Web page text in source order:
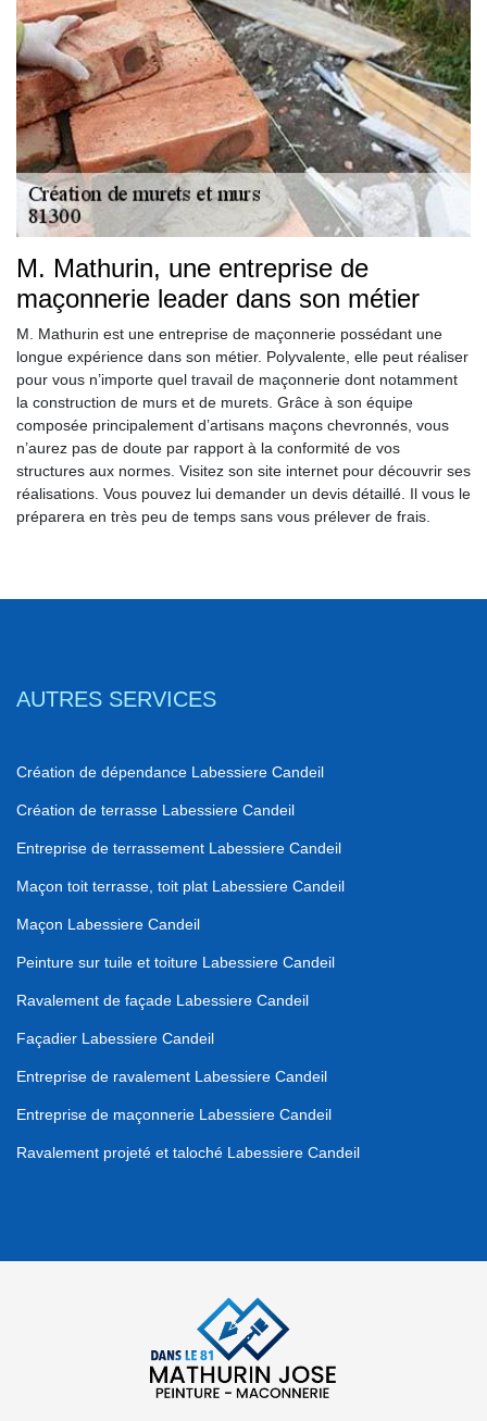
M. Mathurin, une entreprise de
maçonnerie leader dans son métier
M. Mathurin est une entreprise de maçonnerie possédant une
longue expérience dans son métier. Polyvalente, elle peut réaliser
pour vous n’importe quel travail de maçonnerie dont notamment
la construction de murs et de murets. Grâce à son équipe
composée principalement d’artisans maçons chevronnés, vous
n’aurez pas de doute par rapport à la conformité de vos
structures aux normes. Visitez son site internet pour découvrir ses
réalisations. Vous pouvez lui demander un devis détaillé. Il vous le
préparera en très peu de temps sans vous prélever de frais.
AUTRES SERVICES
Création de dépendance Labessiere Candeil
Création de terrasse Labessiere Candeil
Entreprise de terrassement Labessiere Candeil
Maçon toit terrasse, toit plat Labessiere Candeil
Maçon Labessiere Candeil
Peinture sur tuile et toiture Labessiere Candeil
Ravalement de façade Labessiere Candeil
Façadier Labessiere Candeil
Entreprise de ravalement Labessiere Candeil
Entreprise de maçonnerie Labessiere Candeil
Ravalement projeté et taloché Labessiere Candeil